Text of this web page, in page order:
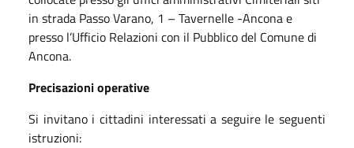
in strada Passo Varano, 1 – Tavernelle -Ancona e
presso l’Ufficio Relazioni con il Pubblico del Comune di
Ancona.
Precisazioni operative
Si invitano i cittadini interessati a seguire le seguenti
istruzioni: